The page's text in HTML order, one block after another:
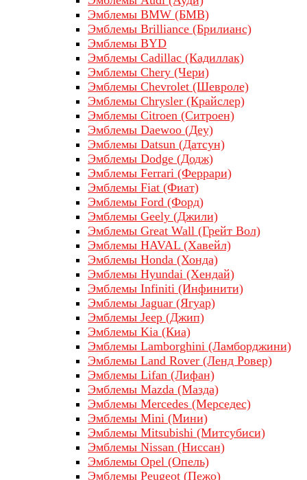
Эмблемы BMW (БМВ)
Эмблемы Brilliance (Брилианс)
Эмблемы BYD
Эмблемы Cadillac (Кадиллак)
Эмблемы Chery (Чери)
Эмблемы Chevrolet (Шевроле)
Эмблемы Chrysler (Крайслер)
Эмблемы Citroen (Ситроен)
Эмблемы Daewoo (Деу)
Эмблемы Datsun (Датсун)
Эмблемы Dodge (Додж)
Эмблемы Ferrari (Феррари)
Эмблемы Fiat (Фиат)
Эмблемы Ford (Форд)
Эмблемы Geely (Джили)
Эмблемы Great Wall (Грейт Вол)
Эмблемы HAVAL (Хавейл)
Эмблемы Honda (Хонда)
Эмблемы Hyundai (Хендай)
Эмблемы Infiniti (Инфинити)
Эмблемы Jaguar (Ягуар)
Эмблемы Jeep (Джип)
Эмблемы Kia (Киа)
Эмблемы Lamborghini (Ламборджини)
Эмблемы Land Rover (Ленд Ровер)
Эмблемы Lifan (Лифан)
Эмблемы Mazda (Мазда)
Эмблемы Mercedes (Мерседес)
Эмблемы Mini (Мини)
Эмблемы Mitsubishi (Митсубиси)
Эмблемы Nissan (Ниссан)
Эмблемы Opel (Опель)
Эмблемы Peugeot (Пежо)